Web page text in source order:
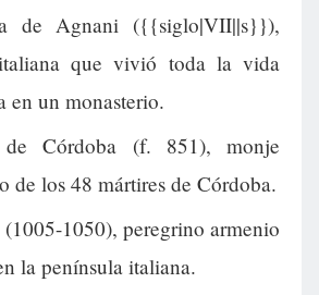
de Agnani ({{siglo|VII||s}}),
que vivió toda la vida
en un monasterio.
de Córdoba (f. 851), monje
de los 48 mártires de Córdoba.
1050), peregrino armenio
la península italiana.